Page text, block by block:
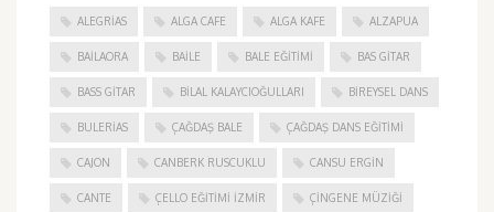
ALEGRIAS ALGA CAFE ALGA KAFE ALZAPUA
BAILAORA BAILE BALE EĞITIMI BAS GITAR
BASS GITAR BILAL KALAYCIOĞULLARI BIREYSEL DANS
BULERIAS ÇAĞDAŞ BALE ÇAĞDAŞ DANS EĞITIMI
CAJON CANBERK RUSCUKLU CANSU ERGIN
CANTE ÇELLO EĞITIMI İZMIR ÇINGENE MÜZIĞI